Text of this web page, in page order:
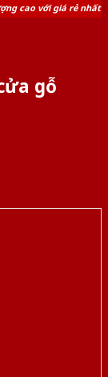
cao với giá rẻ nhất
gỗ